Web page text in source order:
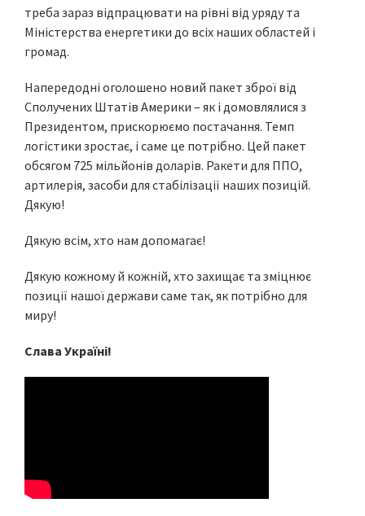
треба зараз відпрацювати на рівні від уряду та
Міністерства енергетики до всіх наших областей і
громад.
Напередодні оголошено новий пакет зброї від
Сполучених Штатів Америки – як і домовлялися з
Президентом, прискорюємо постачання. Темп
логістики зростає, і саме це потрібно. Цей пакет
обсягом 725 мільйонів доларів. Ракети для ППО,
артилерія, засоби для стабілізації наших позицій.
Дякую!
Дякую всім, хто нам допомагає!
Дякую кожному й кожній, хто захищає та зміцнює
позиції нашої держави саме так, як потрібно для
миру!
Слава Україні!